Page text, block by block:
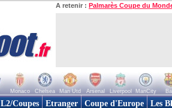
A retenir : Palmarès Coupe du
Monaco Chelsea Man Utd Arsenal Liverpool ManCity
L2/Coupes Etranger Coupe d'Europe Les